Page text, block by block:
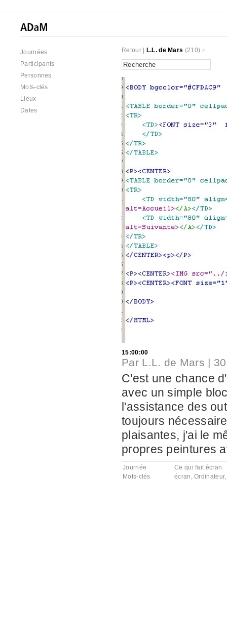
Journées
Participants
Personnes
Mots-clés
Lieux
Dates
Retour| L.L. de Mars (210)
15:00:00
Par L.L. de Mars |
C'est une chance
avec un simple
l'assistance des
toujours
plaisantes, j'ai le
propres peintures
Journée
Ce qui fait écran
Mots-clés
écran ,Ordinateur